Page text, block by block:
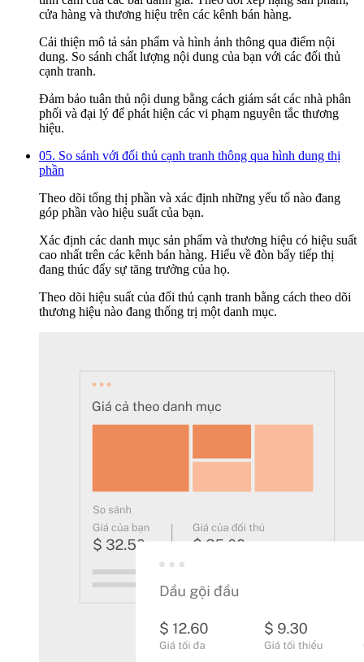
cửa hàng và thương hiệu trên các kênh bán hàng.
Cải thiện mô tả sản phẩm và hình ảnh thông qua điểm nội
dung. So sánh chất lượng nội dung của bạn với các đối thủ
cạnh tranh.
Đảm bảo tuân thủ nội dung bằng cách giám sát các nhà phân
phối và đại lý để phát hiện các vi phạm nguyên tắc thương
hiệu.
05. So sánh với đối thủ cạnh tranh thông qua hình dung thị
phần
Theo dõi tổng thị phần và xác định những yếu tố nào đang
góp phần vào hiệu suất của bạn.
Xác định các danh mục sản phẩm và thương hiệu có hiệu suất
cao nhất trên các kênh bán hàng. Hiểu về đòn bẩy tiếp thị
đang thúc đẩy sự tăng trưởng của họ.
Theo dõi hiệu suất của đối thủ cạnh tranh bằng cách theo dõi
thương hiệu nào đang thống trị một danh mục.